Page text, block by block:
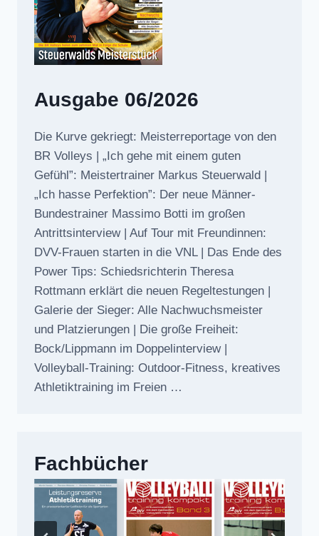
Ausgabe 06/2026
Die Kurve gekriegt: Meisterreportage von den
BR Volleys | „Ich gehe mit einem guten
Gefühl”: Meistertrainer Markus Steuerwald |
„Ich hasse Perfektion”: Der neue Männer-
Bundestrainer Massimo Botti im großen
Antrittsinterview | Auf Tour mit Freundinnen:
DVV-Frauen starten in die VNL | Das Ende des
Power Tips: Schiedsrichterin Theresa
Rottmann erklärt die neuen Regeltestungen |
Galerie der Sieger: Alle Nachwuchsmeister
und Platzierungen | Die große Freiheit:
Bock/Lippmann im Doppelinterview |
Volleyball-Training: Outdoor-Fitness, kreatives
Athletiktraining im Freien …
Fachbücher